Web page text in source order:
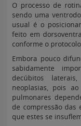
O processo de
sendo uma
usual é o
feito em
conforme o
Embora pouco
sabidamente
decúbitos
neoplasias, pois
pulmonares
de compressão das
que estes se